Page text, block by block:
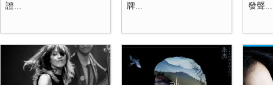
證...
牌...
發聲...